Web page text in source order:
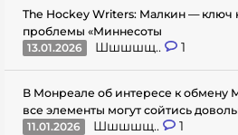
The Hockey Writers: Малкин — ключ
проблемы «Миннесоты
13.01.2026
Шшшшщ.. 1
В Монреале об интересе к обмену
все элементы могут сойтись
11.01.2026
Шшшшщ.. 1